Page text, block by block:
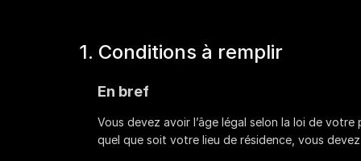
1. Conditions à remplir
En bref
Vous devez avoir l’âge légal selon la loi de
quel que soit votre lieu de résidence, vous devez